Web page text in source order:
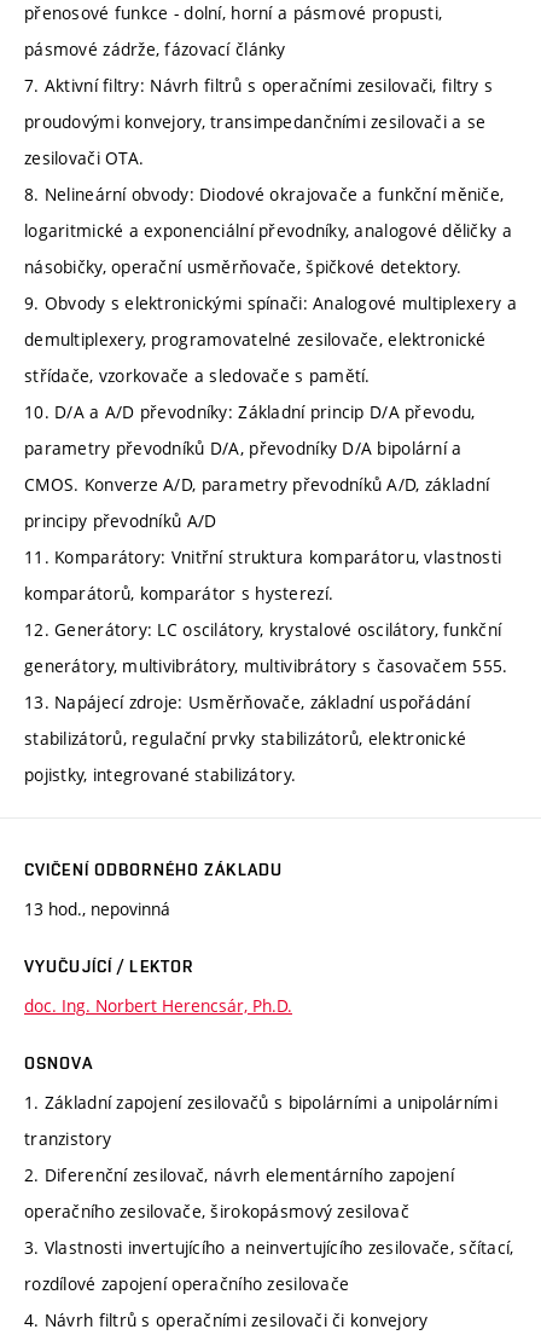
přenosové funkce - dolní, horní a pásmové propusti,
pásmové zádrže, fázovací články
7. Aktivní filtry: Návrh filtrů s operačními zesilovači, filtry s
proudovými konvejory, transimpedančními zesilovači a se
zesilovači OTA.
8. Nelineární obvody: Diodové okrajovače a funkční měniče,
logaritmické a exponenciální převodníky, analogové děličky a
násobičky, operační usměrňovače, špičkové detektory.
9. Obvody s elektronickými spínači: Analogové multiplexery a
demultiplexery, programovatelné zesilovače, elektronické
střídače, vzorkovače a sledovače s pamětí.
10. D/A a A/D převodníky: Základní princip D/A převodu,
parametry převodníků D/A, převodníky D/A bipolární a
CMOS. Konverze A/D, parametry převodníků A/D, základní
principy převodníků A/D
11. Komparátory: Vnitřní struktura komparátoru, vlastnosti
komparátorů, komparátor s hysterezí.
12. Generátory: LC oscilátory, krystalové oscilátory, funkční
generátory, multivibrátory, multivibrátory s časovačem 555.
13. Napájecí zdroje: Usměrňovače, základní uspořádání
stabilizátorů, regulační prvky stabilizátorů, elektronické
pojistky, integrované stabilizátory.
CVIČENÍ ODBORNÉHO ZÁKLADU
13 hod., nepovinná
VYUČUJÍCÍ / LEKTOR
doc. Ing. Norbert Herencsár, Ph.D.
OSNOVA
1. Základní zapojení zesilovačů s bipolárními a unipolárními
tranzistory
2. Diferenční zesilovač, návrh elementárního zapojení
operačního zesilovače, širokopásmový zesilovač
3. Vlastnosti invertujícího a neinvertujícího zesilovače, sčítací,
rozdílové zapojení operačního zesilovače
4. Návrh filtrů s operačními zesilovači či konvejory